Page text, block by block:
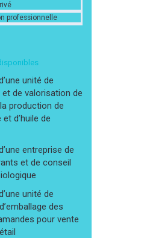
professionnelle
unité de
de valorisation de
production de
d’huile de
entreprise de
et de conseil
unité de
des
pour vente